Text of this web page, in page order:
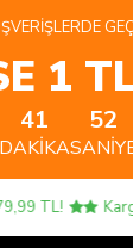
1
41
DAKIKA
52
TL! Kargo